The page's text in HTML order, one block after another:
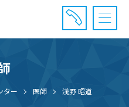
午前11時20分まで
ター 医師 浅野 昭道